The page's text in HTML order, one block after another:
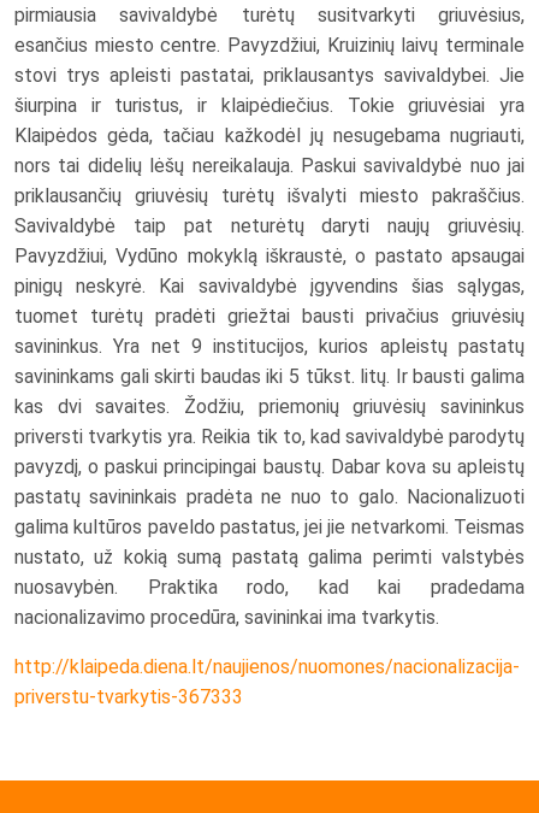
pirmiausia savivaldybė turėtų susitvarkyti griuvėsius,
esančius miesto centre. Pavyzdžiui, Kruizinių laivų terminale
stovi trys apleisti pastatai, priklausantys savivaldybei. Jie
šiurpina ir turistus, ir klaipėdiečius. Tokie griuvėsiai yra
Klaipėdos gėda, tačiau kažkodėl jų nesugebama nugriauti,
nors tai didelių lėšų nereikalauja. Paskui savivaldybė nuo jai
priklausančių griuvėsių turėtų išvalyti miesto pakraščius.
Savivaldybė taip pat neturėtų daryti naujų griuvėsių.
Pavyzdžiui, Vydūno mokyklą iškraustė, o pastato apsaugai
pinigų neskyrė. Kai savivaldybė įgyvendins šias sąlygas,
tuomet turėtų pradėti griežtai bausti privačius griuvėsių
savininkus. Yra net 9 institucijos, kurios apleistų pastatų
savininkams gali skirti baudas iki 5 tūkst. litų. Ir bausti galima
kas dvi savaites. Žodžiu, priemonių griuvėsių savininkus
priversti tvarkytis yra. Reikia tik to, kad savivaldybė parodytų
pavyzdį, o paskui principingai baustų. Dabar kova su apleistų
pastatų savininkais pradėta ne nuo to galo. Nacionalizuoti
galima kultūros paveldo pastatus, jei jie netvarkomi. Teismas
nustato, už kokią sumą pastatą galima perimti valstybės
nuosavybėn. Praktika rodo, kad kai pradedama
nacionalizavimo procedūra, savininkai ima tvarkytis.
http://klaipeda.diena.lt/naujienos/nuomones/nacionalizacija-
priverstu-tvarkytis-367333